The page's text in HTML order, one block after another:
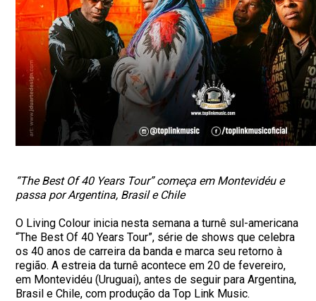
“The Best Of 40 Years Tour” começa em Montevidéu e
passa por Argentina, Brasil e Chile
O Living Colour inicia nesta semana a turnê sul-americana
“The Best Of 40 Years Tour”, série de shows que celebra
os 40 anos de carreira da banda e marca seu retorno à
região. A estreia da turnê acontece em 20 de fevereiro,
em Montevidéu (Uruguai), antes de seguir para Argentina,
Brasil e Chile, com produção da Top Link Music.